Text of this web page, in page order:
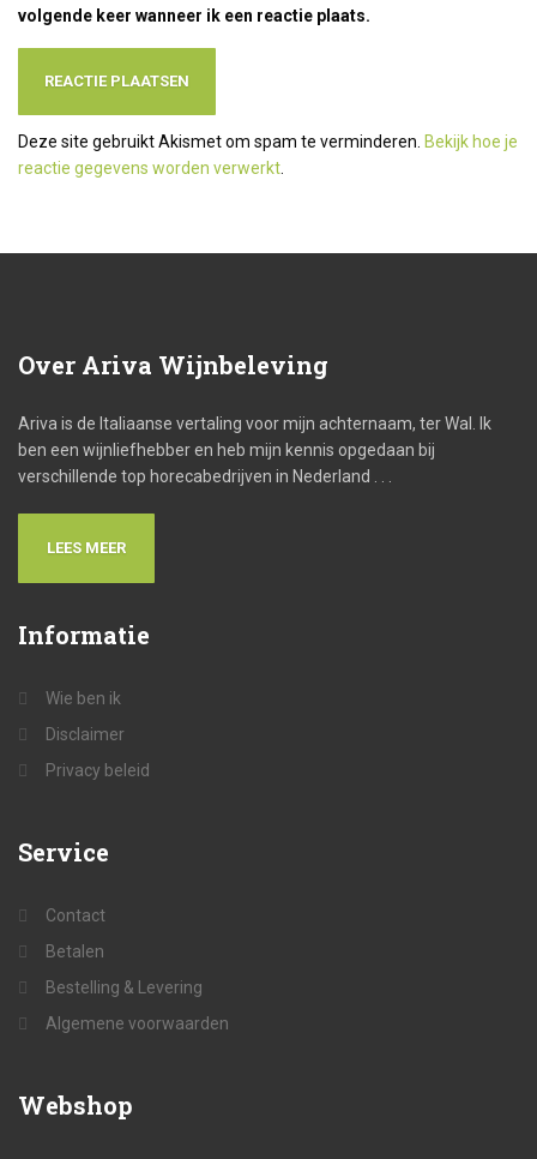
volgende keer wanneer ik een reactie plaats.
Deze site gebruikt Akismet om spam te verminderen. Bekijk hoe je
reactie gegevens worden verwerkt
Over Ariva Wijnbeleving
Ariva is de Italiaanse vertaling voor mijn achternaam, ter Wal. Ik
ben een wijnliefhebber en heb mijn kennis opgedaan bij
verschillende top horecabedrijven in Nederland . . .
LEES MEER
Informatie
Wie ben ik
Disclaimer
Privacy beleid
Service
Contact
Betalen
Bestelling & Levering
Algemene voorwaarden
Webshop